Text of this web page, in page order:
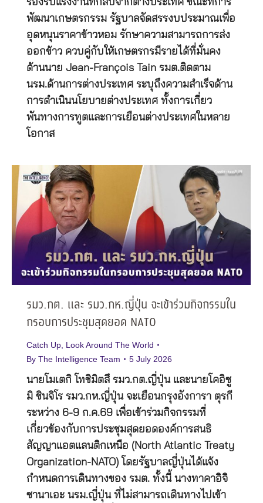
พัฒนาเกษตรกรรม รัฐบาลจัดสรรงบประมาณเพื่อ
อุดหนุนราคาข้าวหอม รักษาความสามารถการส่ง
ออกข้าว ควบคู่กับให้เกษตรกรมีรายได้ที่มั่นคง
ด้านนาย Jean-François Tain รมต.ติดตาม
นรม.ด้านการต่างประเทศ ระบุถึงความสำเร็จด้าน
การดำเนินนโยบายต่างประเทศ ทั้งการเกี่ยว
พันทางการทูตและการเยือนต่างประเทศในหลาย
โอกาส
รมว.กต. และ รมว.กห.ญี่ปุ่น จะเข้าร่วมกิจกรรมใน
กรอบการประชุมสุดยอด NATO
Catch Up Look Around The World
By The Intelligence Team 5 July 2026
นายโมเตกิ โทชิมิตสึ รมว.กต.ญี่ปุ่น และนายโคอิซู
มิ ชินจิโร รมว.กห.ญี่ปุ่น จะเยือนกรุงอังการา ตุรกี
ระหว่าง 6-9 ก.ค.69 เพื่อเข้าร่วมกิจกรรมที่
เกี่ยวข้องกับการประชุมสุดยอดองค์การสนธิ
สัญญาแอตแลนติกเหนือ (North Atlantic Treaty
Organization-NATO) โดยรัฐบาลญี่ปุ่นได้แจ้ง
กำหนดการเดินทางของ รมต. ทั้งนี้ นางทาคาอิจิ
ซานาเอะ นรม.ญี่ปุ่น ที่ไม่สามารถเดินทางไปเข้า